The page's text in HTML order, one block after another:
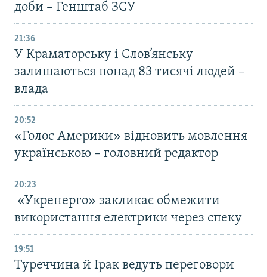
доби – Генштаб ЗСУ
21:36
У Краматорську і Слов’янську
залишаються понад 83 тисячі людей –
влада
20:52
«Голос Америки» відновить мовлення
українською – головний редактор
20:23
«Укренерго» закликає обмежити
використання електрики через спеку
19:51
Туреччина й Ірак ведуть переговори